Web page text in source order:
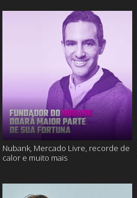
Nubank, Mercado Livre, recorde de
calor e muito mais